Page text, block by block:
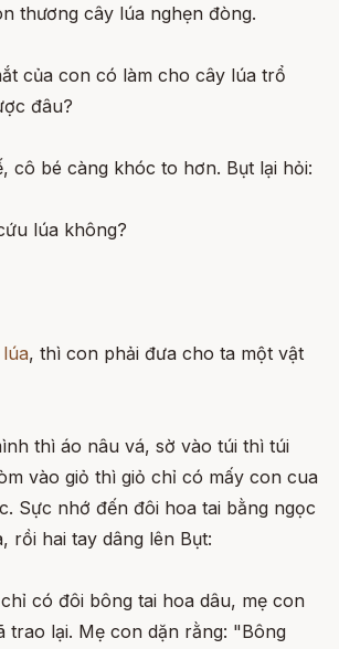
thương cây lúa nghẹn đòng.
của con có làm cho cây lúa trổ
đâu?
cô bé càng khóc to hơn. Bụt lại hỏi:
lúa không?
, thì con phải đưa cho ta một vật
thì áo nâu vá, sờ vào túi thì túi
vào giỏ thì giỏ chỉ có mấy con cua
Sực nhớ đến đôi hoa tai bằng ngọc
rồi hai tay dâng lên Bụt:
có đôi bông tai hoa dâu, mẹ con
trao lại. Mẹ con dặn rằng: "Bông